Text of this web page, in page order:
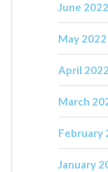
June 2022
May 2022
April 2022
March
February
January